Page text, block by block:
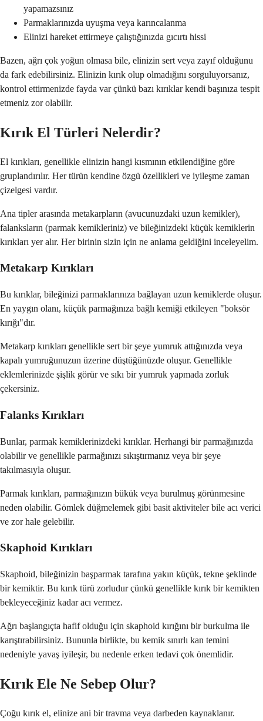
yapamazsınız
Parmaklarınızda uyuşma veya karıncalanma
Elinizi hareket ettirmeye çalıştığınızda gıcırtı hissi
Bazen, ağrı çok yoğun olmasa bile, elinizin sert veya zayıf olduğunu
da fark edebilirsiniz. Elinizin kırık olup olmadığını sorguluyorsanız,
kontrol ettirmenizde fayda var çünkü bazı kırıklar kendi başınıza tespit
etmeniz zor olabilir.
Kırık El Türleri Nelerdir?
El kırıkları, genellikle elinizin hangi kısmının etkilendiğine göre
gruplandırılır. Her türün kendine özgü özellikleri ve iyileşme zaman
çizelgesi vardır.
Ana tipler arasında metakarpların (avucunuzdaki uzun kemikler),
falanksların (parmak kemikleriniz) ve bileğinizdeki küçük kemiklerin
kırıkları yer alır. Her birinin sizin için ne anlama geldiğini inceleyelim.
Metakarp Kırıkları
Bu kırıklar, bileğinizi parmaklarınıza bağlayan uzun kemiklerde oluşur.
En yaygın olanı, küçük parmağınıza bağlı kemiği etkileyen "boksör
kırığı"dır.
Metakarp kırıkları genellikle sert bir şeye yumruk attığınızda veya
kapalı yumruğunuzun üzerine düştüğünüzde oluşur. Genellikle
eklemlerinizde şişlik görür ve sıkı bir yumruk yapmada zorluk
çekersiniz.
Falanks Kırıkları
Bunlar, parmak kemiklerinizdeki kırıklar. Herhangi bir parmağınızda
olabilir ve genellikle parmağınızı sıkıştırmanız veya bir şeye
takılmasıyla oluşur.
Parmak kırıkları, parmağınızın bükük veya burulmuş görünmesine
neden olabilir. Gömlek düğmelemek gibi basit aktiviteler bile acı verici
ve zor hale gelebilir.
Skaphoid Kırıkları
Skaphoid, bileğinizin başparmak tarafına yakın küçük, tekne şeklinde
bir kemiktir. Bu kırık türü zorludur çünkü genellikle kırık bir kemikten
bekleyeceğiniz kadar acı vermez.
Ağrı başlangıçta hafif olduğu için skaphoid kırığını bir burkulma ile
karıştırabilirsiniz. Bununla birlikte, bu kemik sınırlı kan temini
nedeniyle yavaş iyileşir, bu nedenle erken tedavi çok önemlidir.
Kırık Ele Ne Sebep Olur?
Çoğu kırık el, elinize ani bir travma veya darbeden kaynaklanır.